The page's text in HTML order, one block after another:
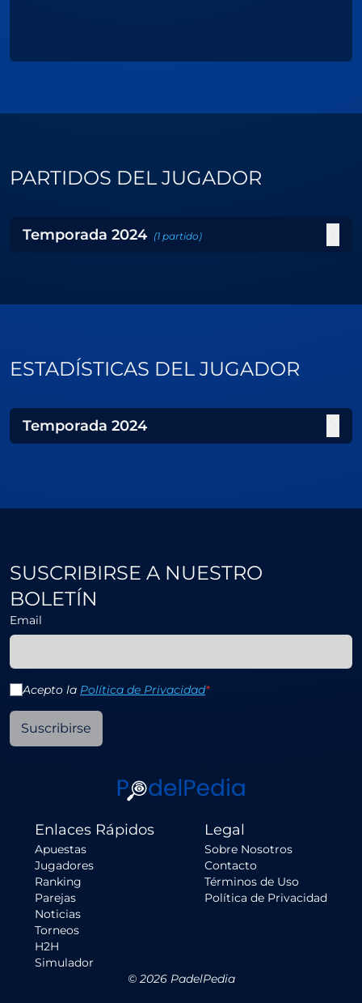
PARTIDOS DEL JUGADOR
Temporada 2024 (1 partido)
ESTADÍSTICAS DEL JUGADOR
Temporada 2024
SUSCRIBIRSE A NUESTRO
BOLETÍN
Email
Acepto la Política de Privacidad*
Suscribirse
Enlaces Rápidos
Apuestas
Jugadores
Ranking
Parejas
Noticias
Torneos
H2H
Simulador
Legal
Sobre Nosotros
Contacto
Términos de Uso
Política de Privacidad
© 2026PadelPedia